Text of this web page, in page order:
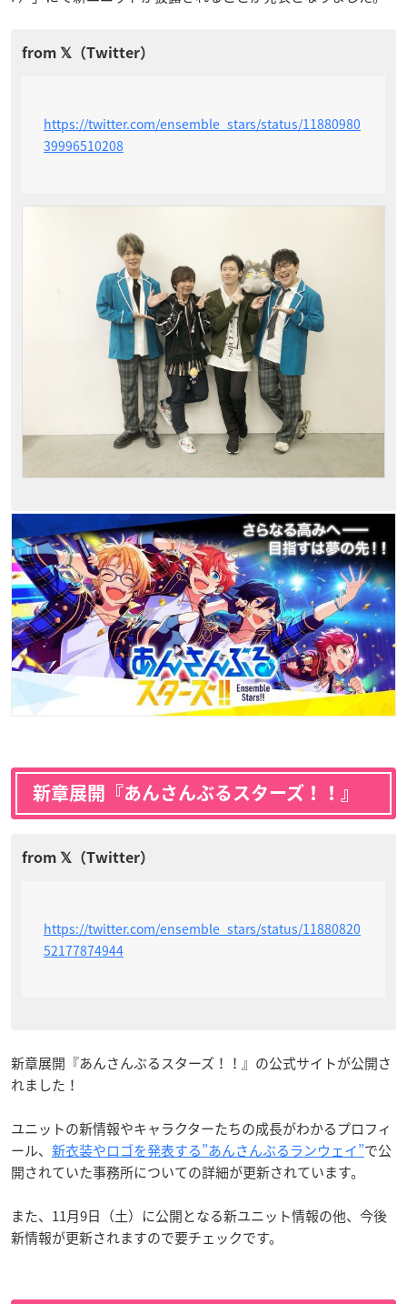
https://twitter.com/ensemble_stars/status/11880980
39996510208
新章展開『あんさんぶるスターズ！！』
https://twitter.com/ensemble_stars/status/11880820
52177874944
新章展開『あんさんぶるスターズ！！』の公式サイトが公開さ
れました！
ユニットの新情報やキャラクターたちの成長がわかるプロフィ
ール、 新衣装やロゴを発表する”あんさんぶるランウェイ”で公
開されていた事務所についての詳細が更新されています。
また、11月9日（土）に公開となる新ユニット情報の他、今後
新情報が更新されますので要チェックです。